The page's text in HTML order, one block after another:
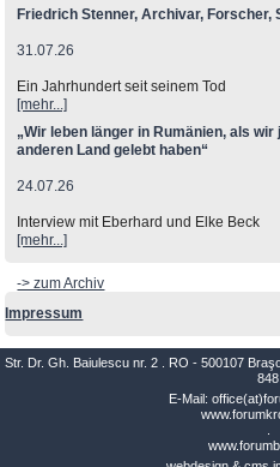
Friedrich Stenner, Archivar, Forscher,
31.07.26
Ein Jahrhundert seit seinem Tod
[mehr...]
„Wir leben länger in Rumänien, als
anderen Land gelebt haben“
24.07.26
Interview mit Eberhard und Elke Beck
[mehr...]
-> zum Archiv
Impressum
Str. Dr. Gh. Baiulescu nr. 2 . RO - 500107
848
E-Mail: